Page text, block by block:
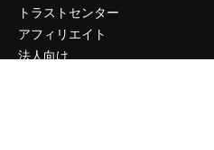
トラストセンター
アフィリエイト
法人向け